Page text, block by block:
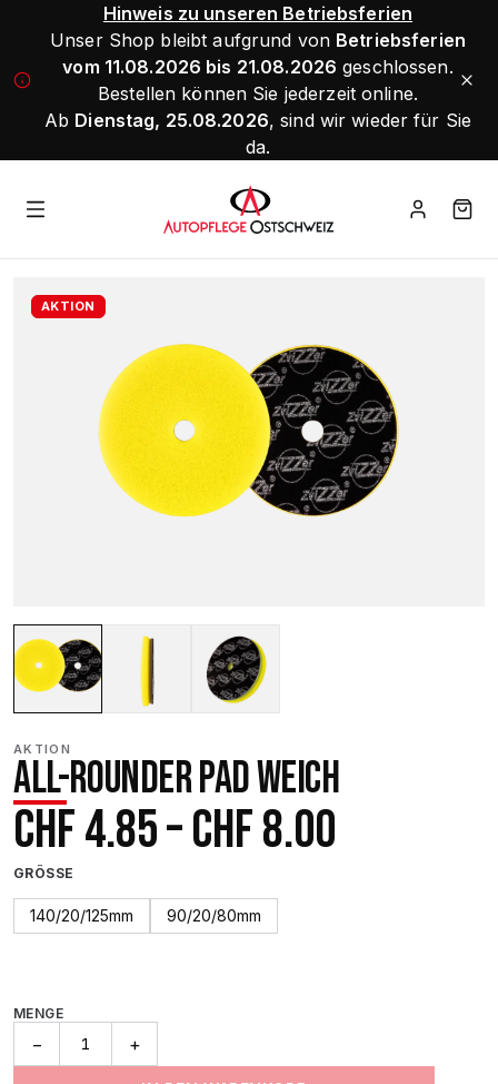
Hinweis zu unseren Betriebsferien
Unser Shop bleibt aufgrund von Betriebsferien
vom 11.08.2026 bis 21.08.2026 geschlossen.
Bestellen können Sie jederzeit online.
Ab Dienstag, 25.08.2026, sind wir wieder für Sie
da.
AKTION
AKTION
ALL-ROUNDER PAD WEICH
CHF4.85–CHF8.00
GRÖSSE
140/20/125mm 90/20/80mm
MENGE
− +